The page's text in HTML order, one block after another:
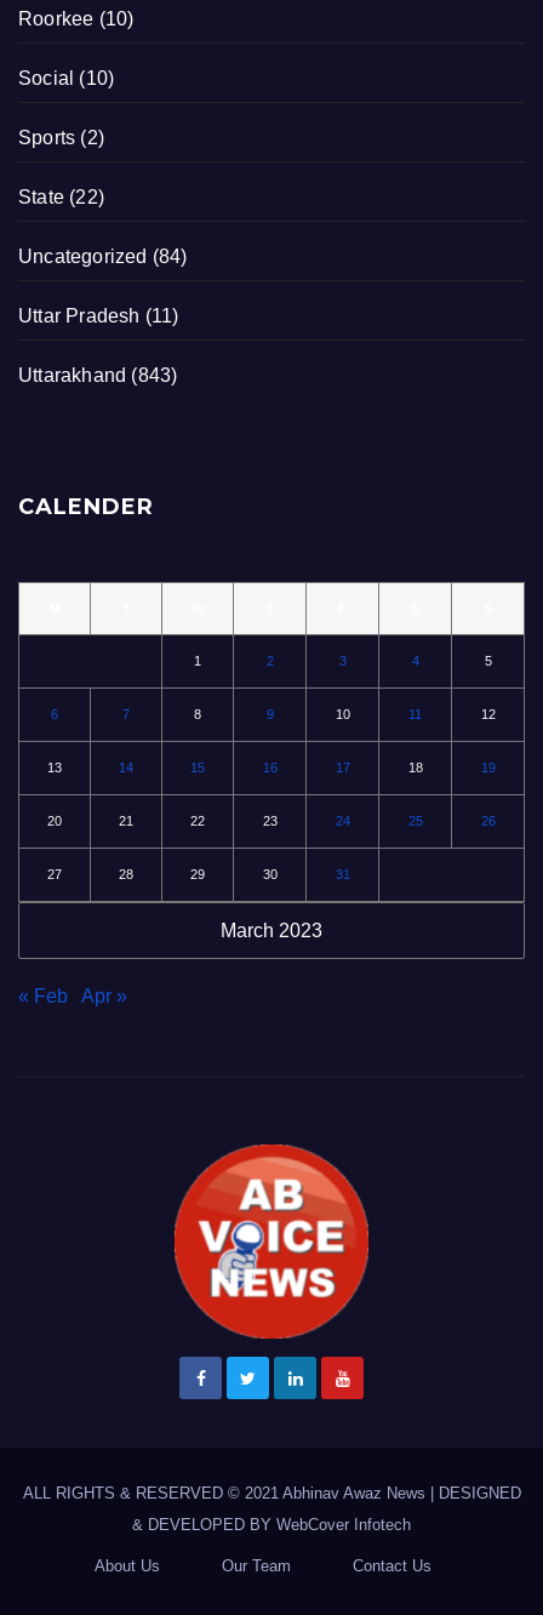
Roorkee (10)
Social (10)
Sports (2)
State (22)
Uncategorized (84)
Uttar Pradesh (11)
Uttarakhand (843)
CALENDER
March 2023
1 2 3 4 5
6 7 8 9 10 11 12
13 14 15 16 17 18 19
20 21 22 23 24 25 26
27 28 29 30 31
« Feb Apr »
ALL RIGHTS & RESERVED © 2021 Abhinav Awaz News
DESIGNED
& DEVELOPED BY WebCover Infotech
About Us Our Team Contact Us